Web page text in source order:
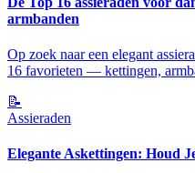
armbanden
Op zoek naar een elegant
16 favorieten — kettingen,
📝
Assieraden
Elegante Askettingen: Houd